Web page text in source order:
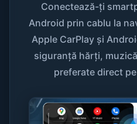
Conectează-ți
Android prin cablu la
Apple CarPlay și
siguranță hărți,
preferate direct